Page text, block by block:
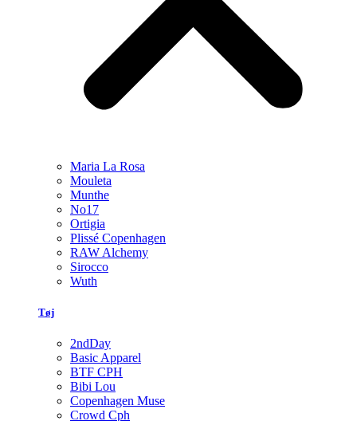
Maria La Rosa
Mouleta
Munthe
No17
Ortigia
Plissé Copenhagen
RAW Alchemy
Sirocco
Wuth
Tøj
2ndDay
Basic Apparel
BTF CPH
Bibi Lou
Copenhagen Muse
Crowd Cph